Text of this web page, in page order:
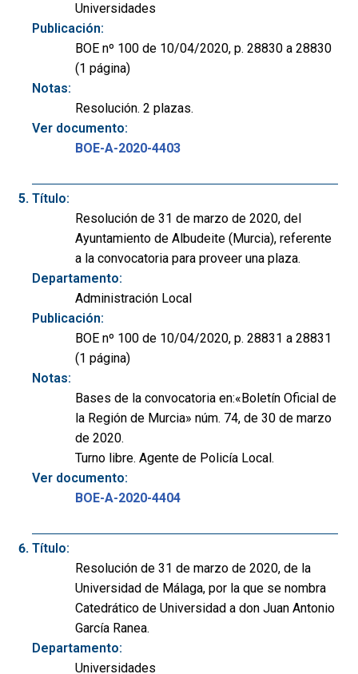
Universidades
Publicación:
BOE nº 100 de 10/04/2020, p. 28830 a 28830
(1 página)
Notas:
Resolución. 2 plazas.
Ver documento:
BOE-A-2020-4403
Título:
Resolución de 31 de marzo de 2020, del
Ayuntamiento de Albudeite (Murcia), referente
a la convocatoria para proveer una plaza.
Departamento:
Administración Local
Publicación:
BOE nº 100 de 10/04/2020, p. 28831 a 28831
(1 página)
Notas:
Bases de la convocatoria en:«Boletín Oficial de
la Región de Murcia» núm. 74, de 30 de marzo
de 2020.
Turno libre. Agente de Policía Local.
Ver documento:
BOE-A-2020-4404
Título:
Resolución de 31 de marzo de 2020, de la
Universidad de Málaga, por la que se nombra
Catedrático de Universidad a don Juan Antonio
García Ranea.
Departamento:
Universidades